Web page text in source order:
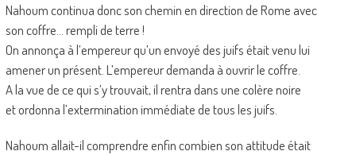
Nahoum continua donc son chemin en direction de Rome avec
son coffre… rempli de terre !
On annonça à l’empereur qu’un envoyé des juifs était venu lui
amener un présent. L’empereur demanda à ouvrir le coffre.
A la vue de ce qui s’y trouvait, il rentra dans une colère noire
et ordonna l’extermination immédiate de tous les juifs.
Nahoum allait-il comprendre enfin combien son attitude était